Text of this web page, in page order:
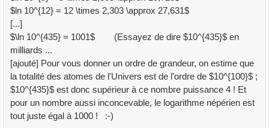
$ln 10^{12} = 12 \times 2,303 \approx 27,631$
[...]
$\ln 10^{435} = 1001$ (Essayez de dire $10^{435}$ en
milliards ...
[ajouté] Pour vous donner un ordre de grandeur, on estime que
la totalité des atomes de l'Univers est de l'ordre de $10^{100}$ ;
$10^{435}$ est donc supérieur à ce nombre puissance 4 ! Et
pour un nombre aussi inconcevable, le logarithme népérien est
tout juste égal à 1000 ! :-)